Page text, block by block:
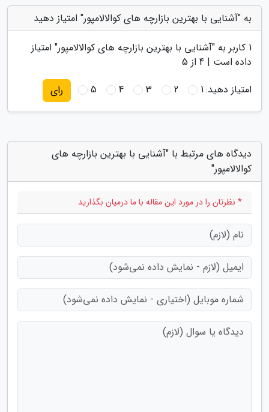
به "آشنایی با بهترین بازارچه های کوالالامپور" امتیاز دهید
1 کاربر به "آشنایی با بهترین بازارچه های کوالالامپور" امتیاز
داده است | 4 از 5
امتیاز دهید:1
2
3
4
5 رای
دیدگاه های مرتبط با "آشنایی با بهترین بازارچه های
کوالالامپور"
* نظرتان را در مورد این مقاله با ما درمیان بگذارید